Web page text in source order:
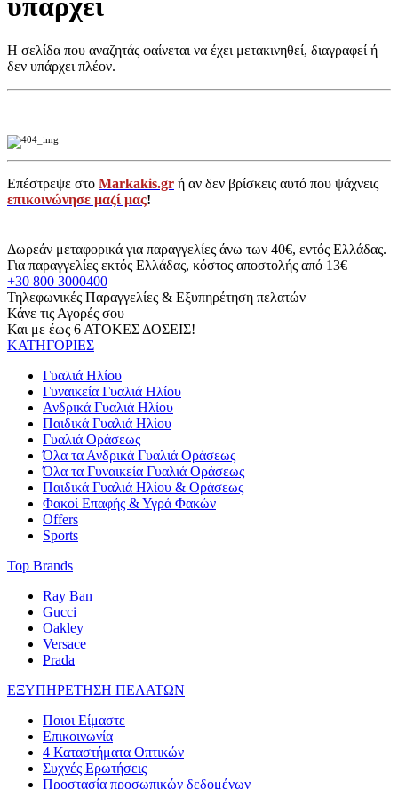
υπάρχει
Η σελίδα που αναζητάς φαίνεται να έχει μετακινηθεί, διαγραφεί ή
δεν υπάρχει πλέον.
Επέστρεψε στο Markakis.gr ή αν δεν βρίσκεις αυτό που ψάχνεις
επικοινώνησε μαζί μας!
Δωρεάν μεταφορικά για παραγγελίες άνω των 40€, εντός Ελλάδας.
Για παραγγελίες εκτός Ελλάδας, κόστος αποστολής από 13€
+30 800 3000400
Τηλεφωνικές Παραγγελίες & Εξυπηρέτηση πελατών
Κάνε τις Αγορές σου
Και με έως 6 ΑΤΟΚΕΣ ΔΟΣΕΙΣ!
ΚΑΤΗΓΟΡΙΕΣ
Γυαλιά Ηλίου
Γυναικεία Γυαλιά Ηλίου
Ανδρικά Γυαλιά Ηλίου
Παιδικά Γυαλιά Ηλίου
Γυαλιά Οράσεως
Όλα τα Ανδρικά Γυαλιά Οράσεως
Όλα τα Γυναικεία Γυαλιά Οράσεως
Παιδικά Γυαλιά Ηλίου & Οράσεως
Φακοί Επαφής & Υγρά Φακών
Offers
Sports
Top Brands
Ray Ban
Gucci
Oakley
Versace
Prada
ΕΞΥΠΗΡΕΤΗΣΗ ΠΕΛΑΤΩΝ
Ποιοι Είμαστε
Επικοινωνία
4 Καταστήματα Οπτικών
Συχνές Ερωτήσεις
Προστασία προσωπικών δεδομένων